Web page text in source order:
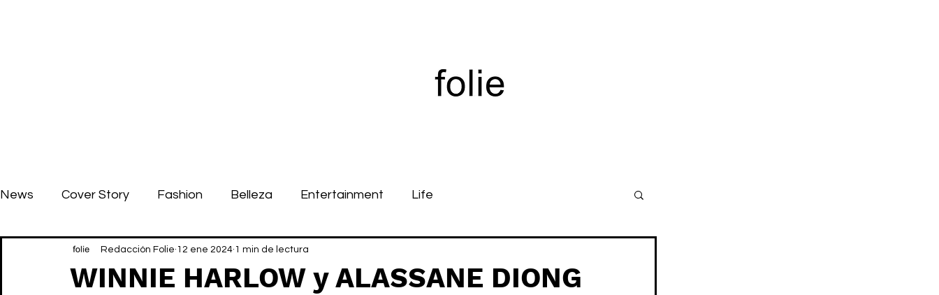
News Cover Story Fashion Belleza Entertainment Life
WINNIE HARLOW y ALASSANE DIONG
Redacción Folie 12 ene 2024 1 min de lectura